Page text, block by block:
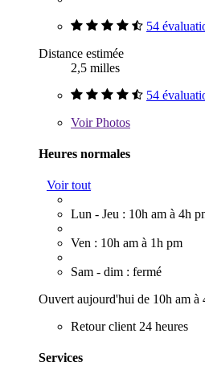
54
Distance estimée
2,5 milles
54
VoirPhotos
Heures normales
Voir tout
Lun - Jeu : 10h am à 4h
Ven : 10h am à 1h pm
Sam - dim : fermé
Ouvert aujourd'hui de 10h am à
Retour client 24 heures
Services